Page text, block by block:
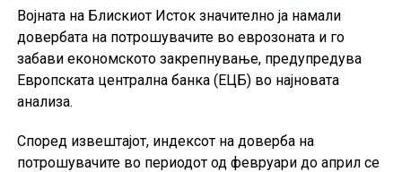
Војната на Блискиот Исток значително ја намали
довербата на потрошувачите во еврозоната и го
забави економското закрепнување, предупредува
Европската централна банка (ЕЦБ) во најновата
анализа.
Според извештајот, индексот на доверба на
потрошувачите во периодот од февруари до април се